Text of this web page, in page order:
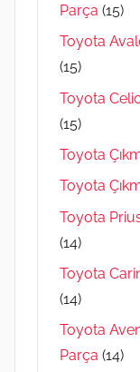
Parça (15)
Toyota
(15)
Toyota
(15)
Toyota
Toyota
Toyota
(14)
Toyota
(14)
Toyota
Parça (14)